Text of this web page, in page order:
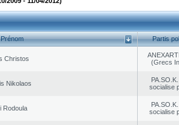
Partis
Christos
(Grecs
Nikolaos
socialise
Rodoula
socialise